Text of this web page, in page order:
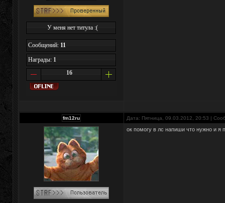
У меня нет титула :(
Сообщений: 11
Награды: 1
16
fm12ru Дата: Пятница, 09.03.2012, 20:53 |
ок помогу в лс напиши что нужно и я